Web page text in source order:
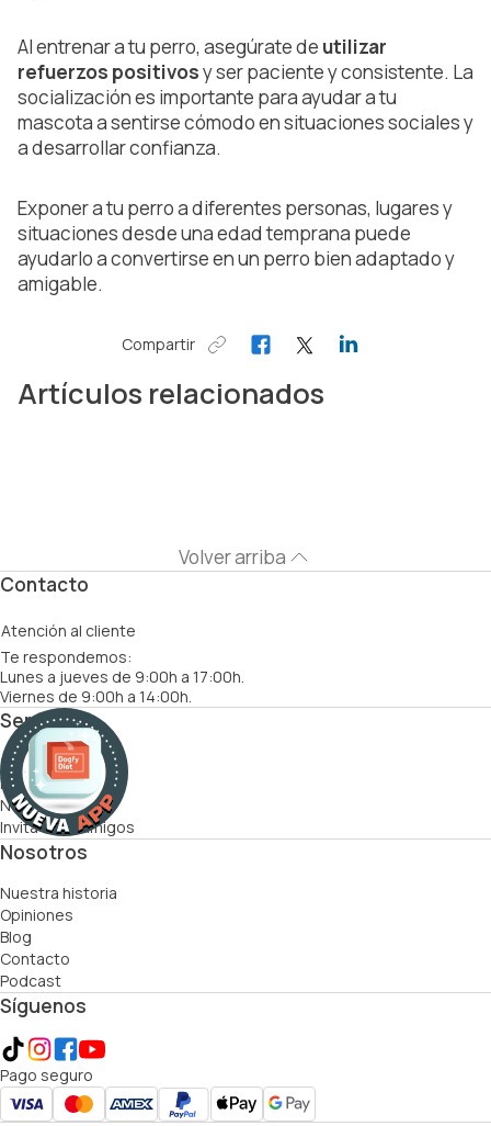
Al entrenar a tu perro, asegúrate de utilizar
refuerzos positivosy ser paciente y consistente. La
socialización es importante para ayudar a tu
mascota a sentirse cómodo en situaciones sociales y
a desarrollar confianza.
Exponer a tu perro a diferentes personas, lugares y
situaciones desde una edad temprana puede
ayudarlo a convertirse en un perro bien adaptado y
amigable.
Compartir
Artículos relacionados
Volver arriba
Contacto
Atención al cliente
Te respondemos:
Lunes a jueves de 9:00h a 17:00h.
Viernes de 9:00h a 14:00h.
Servicios
Cómo funciona
Recetas
Nutricionistas
Invita a tus amigos
Nosotros
Nuestra historia
Opiniones
Blog
Contacto
Podcast
Síguenos
Pago seguro